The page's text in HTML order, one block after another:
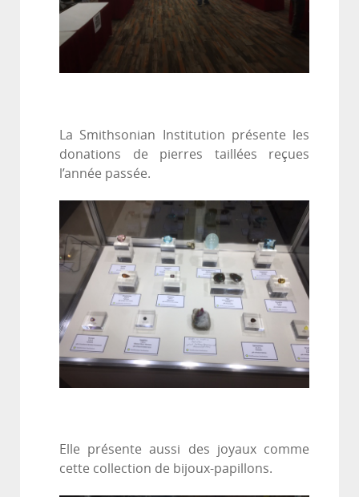
La Smithsonian Institution présente les
donations de pierres taillées reçues
l’année passée.
Elle présente aussi des joyaux comme
cette collection de bijoux-papillons.